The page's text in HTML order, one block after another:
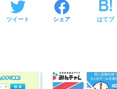
ツイート シェア はてブ